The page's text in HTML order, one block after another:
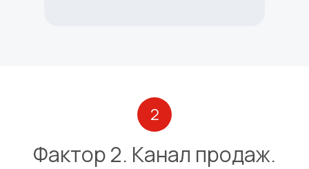
2
Фактор 2. Канал продаж.